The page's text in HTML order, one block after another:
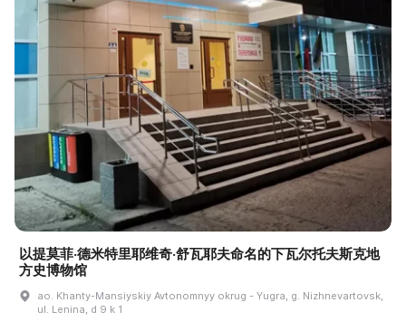
以提莫菲·德米特里耶维奇·舒瓦耶夫命名的下瓦尔托夫斯克地
方史博物馆
ao. Khanty-Mansiyskiy Avtonomnyy okrug - Yugra, g. Nizhnevartovsk,
ul. Lenina, d 9 k 1